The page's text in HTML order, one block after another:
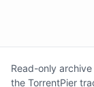
Read-only
the TorrentPier